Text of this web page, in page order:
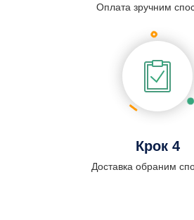
Оплата зручним
Крок 4
Доставка обраним